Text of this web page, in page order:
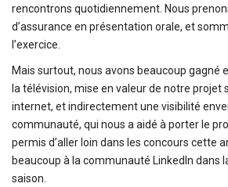
rencontrons quotidiennement. Nous
d’assurance en présentation orale, et
l’exercice.
Mais surtout, nous avons beaucoup gagné
la télévision, mise en valeur de notre
internet, et indirectement une visibilité
communauté, qui nous a aidé à porter le
permis d’aller loin dans les concours cette
beaucoup à la communauté LinkedIn dans
saison.